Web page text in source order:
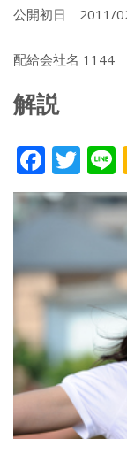
公開初日 2011/
配給会社名 1144
解説
F
ac
e
o
o
k
T
w
itt